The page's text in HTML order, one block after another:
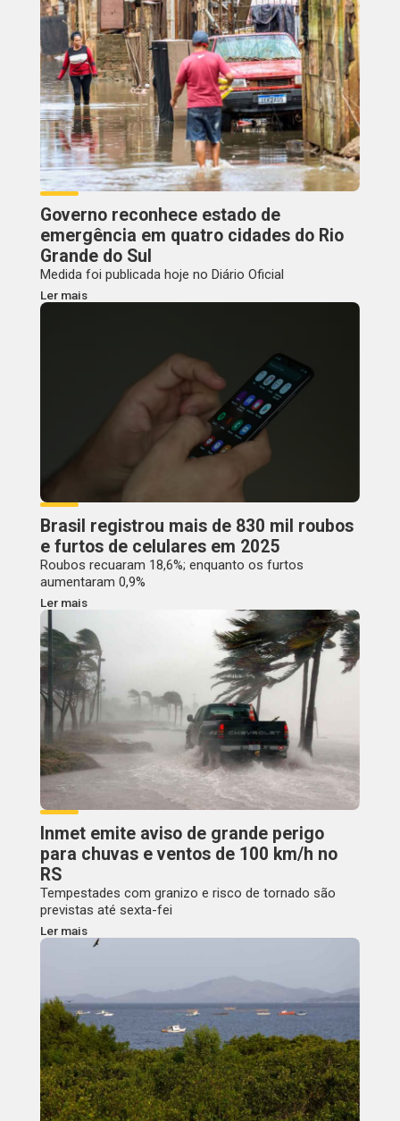
Governo reconhece estado de
emergência em quatro cidades do Rio
Grande do Sul
Medida foi publicada hoje no Diário Oficial
Ler mais
Brasil registrou mais de 830 mil roubos
e furtos de celulares em 2025
Roubos recuaram 18,6%; enquanto os furtos
aumentaram 0,9%
Ler mais
Inmet emite aviso de grande perigo
para chuvas e ventos de 100 km/h no
RS
Tempestades com granizo e risco de tornado são
previstas até sexta-fei
Ler mais